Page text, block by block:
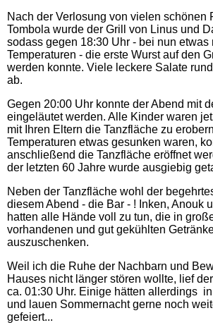
Nach der Verlosung von vielen schönen
Tombola wurde der Grill von Linus und
sodass gegen 18:30 Uhr - bei nun etwas
Temperaturen - die erste Wurst auf den
werden konnte. Viele leckere Salate
ab.
Gegen 20:00 Uhr konnte der Abend mit
eingeläutet werden. Alle Kinder waren
mit Ihren Eltern die Tanzfläche zu
Temperaturen etwas gesunken waren,
anschließend die Tanzfläche eröffnet
der letzten 60 Jahre wurde ausgiebig
Neben der Tanzfläche wohl der
diesem Abend - die Bar - ! Inken, Anouk
hatten alle Hände voll zu tun, die in
vorhandenen und gut gekühlten
auszuschenken.
Weil ich die Ruhe der Nachbarn und
Hauses nicht länger stören wollte, lief
ca. 01:30 Uhr. Einige hätten allerdings
und lauen Sommernacht gerne noch
gefeiert...